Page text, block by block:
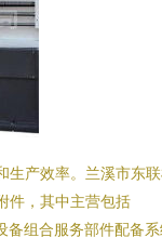
生产效率。兰溪市东
件，其中主营包括
备组合服务部件配备